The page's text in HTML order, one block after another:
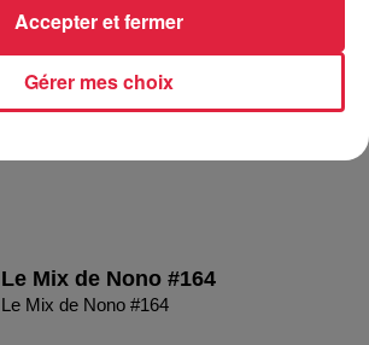
Le Mix de Nono #165
Le Mix de Nono #164
Le Mix de Nono #164
Gérer mes choix
Accepter et fermer